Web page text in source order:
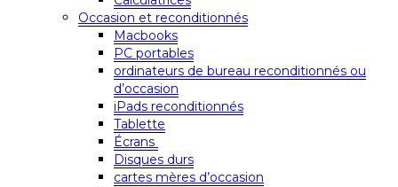
Occasion et reconditionnés
Macbooks
PC portables
ordinateurs de bureau reconditionnés ou
d’occasion
iPads reconditionnés
Tablette
Écrans
Disques durs
cartes mères d’occasion